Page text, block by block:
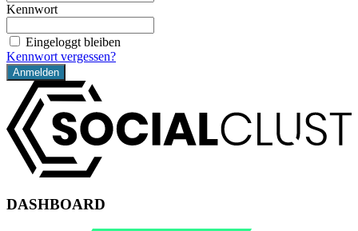
Kennwort
Eingeloggt bleiben
Kennwort vergessen?
DASHBOARD